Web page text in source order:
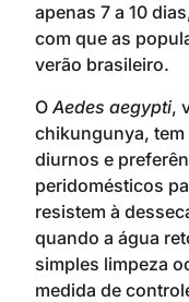
apenas 7 a 10
com que as
verão brasileiro.
O Aedes aegypti,
chikungunya,
diurnos e
peridomésticos
resistem à
quando a água
simples limpeza
medida de